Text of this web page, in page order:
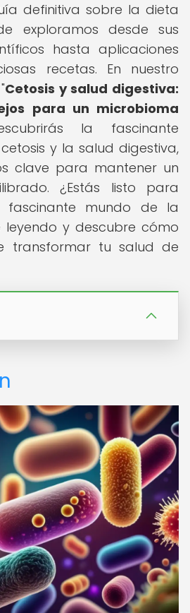
definitiva sobre la dieta
exploramos desde sus
hasta aplicaciones
recetas. En nuestro
Cetosis y salud digestiva:
para un microbioma
la fascinante
y la salud digestiva,
clave para mantener un
¿Estás listo para
fascinante mundo de la
leyendo y descubre cómo
transformar tu salud de